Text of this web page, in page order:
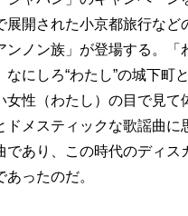
展開された小京都旅行な
ンノン族」が登場する。
なにしろ“わたし”の城下町
女性（わたし）の目で見
ドメスティックな歌謡曲
であり、この時代のディス
あったのだ。